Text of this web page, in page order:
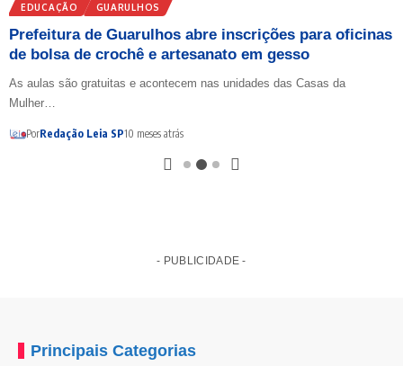
EDUCAÇÃO GUARULHOS
Prefeitura de Guarulhos abre inscrições para oficinas
de bolsa de crochê e artesanato em gesso
As aulas são gratuitas e acontecem nas unidades das Casas da
Mulher…
PorRedação Leia SP10 meses atrás
- PUBLICIDADE -
Principais Categorias